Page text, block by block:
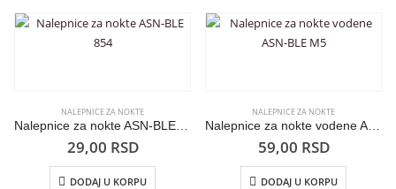
NALEPNICE ZA NOKTE
Nalepnice za nokte ASN-BLE 854
29,00 RSD
DODAJ U KORPU
NALEPNICE ZA NOKTE
Nalepnice za nokte vodene ASN-BLE M5
59,00 RSD
DODAJ U KORPU